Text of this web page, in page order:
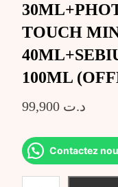
TOUCH
100ML
د.ت 99,900
Contactez